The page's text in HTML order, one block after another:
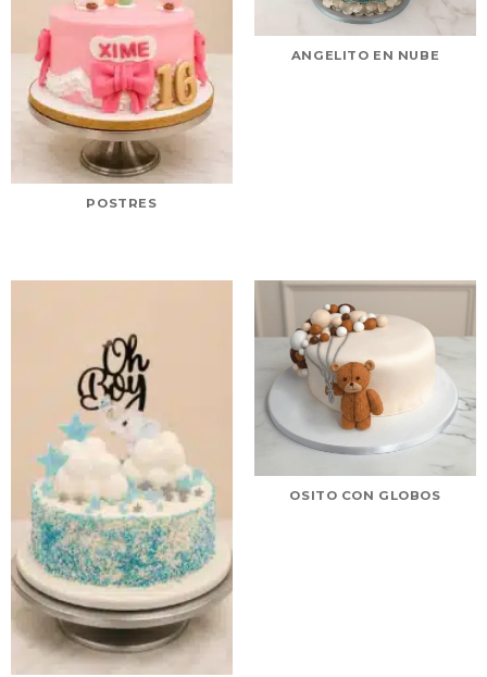
POSTRES
ANGELITO EN NUBE
OSITO CON GLOBOS